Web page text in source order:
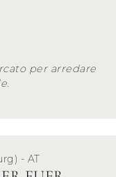
per arredare
- AT